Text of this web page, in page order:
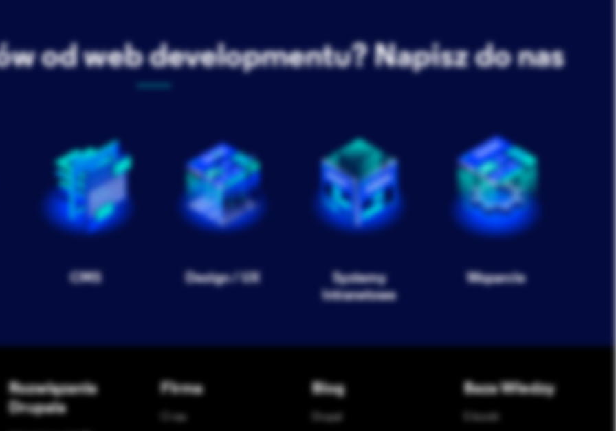
od web developmentu? Napisz do nas
CMS Design / UX
Systemy
intranetowe
Wsparcie
Rozwiązania
Drupala
Firma Blog
Drupal
Baza Wiedzy